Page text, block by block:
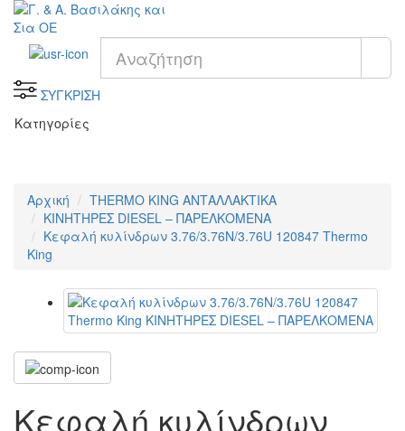
ΣΥΓΚΡΙΣΗ
Κατηγορίες
Αρχική
THERMO KING ΑΝΤΑΛΛΑΚΤΙΚΑ
KΙΝΗΤΗΡΕΣ DIESEL – ΠΑΡΕΛΚΟΜΕΝΑ
Κεφαλή κυλίνδρων 3.76/3.76N/3.76U 120847 Thermo
King
Κεφαλή κυλίνδρων